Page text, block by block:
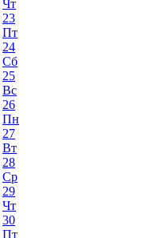
Чт
23
Пт
24
Сб
25
Вс
26
Пн
27
Вт
28
Ср
29
Чт
30
Пт